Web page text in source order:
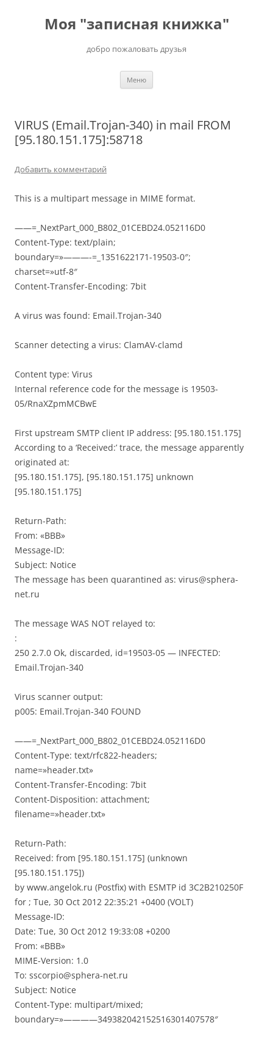
содержимомуМоя "записная книжка"
добро пожаловать друзья
Меню
VIRUS (Email.Trojan-340) in mail FROM
[95.180.151.175]:58718
Добавить комментарий
This is a multipart message in MIME format.
——=_NextPart_000_B802_01CEBD24.052116D0
Content-Type: text/plain;
boundary=»———-=_1351622171-19503-0″;
charset=»utf-8″
Content-Transfer-Encoding: 7bit
A virus was found: Email.Trojan-340
Scanner detecting a virus: ClamAV-clamd
Content type: Virus
Internal reference code for the message is 19503-
05/RnaXZpmMCBwE
First upstream SMTP client IP address: [95.180.151.175]
According to a ‘Received:’ trace, the message apparently
originated at:
[95.180.151.175], [95.180.151.175] unknown
[95.180.151.175]
Return-Path:
From: «BBB»
Message-ID:
Subject: Notice
The message has been quarantined as: virus@sphera-
net.ru
The message WAS NOT relayed to:
:
250 2.7.0 Ok, discarded, id=19503-05 — INFECTED:
Email.Trojan-340
Virus scanner output:
p005: Email.Trojan-340 FOUND
——=_NextPart_000_B802_01CEBD24.052116D0
Content-Type: text/rfc822-headers;
name=»header.txt»
Content-Transfer-Encoding: 7bit
Content-Disposition: attachment;
filename=»header.txt»
Return-Path:
Received: from [95.180.151.175] (unknown
[95.180.151.175])
by www.angelok.ru (Postfix) with ESMTP id 3C2B210250F
for ; Tue, 30 Oct 2012 22:35:21 +0400 (VOLT)
Message-ID:
Date: Tue, 30 Oct 2012 19:33:08 +0200
From: «BBB»
MIME-Version: 1.0
To: sscorpio@sphera-net.ru
Subject: Notice
Content-Type: multipart/mixed;
boundary=»————349382042152516301407578″